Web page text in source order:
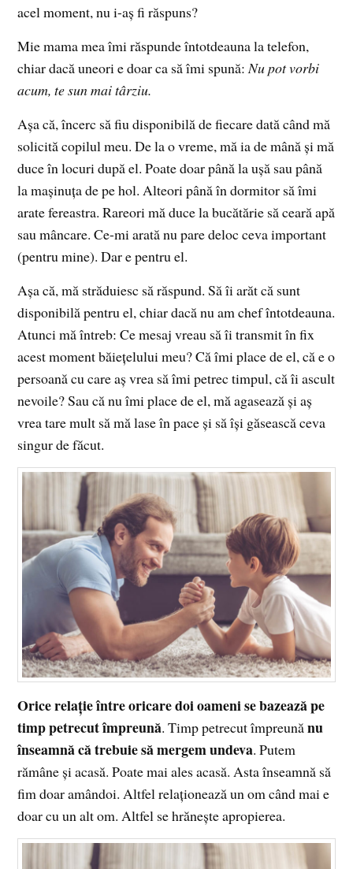
acel moment, nu i-aș fi răspuns?
Mie mama mea îmi răspunde întotdeauna la telefon,
chiar dacă uneori e doar ca să îmi spună: Nu pot vorbi
acum, te sun mai târziu.
Așa că, încerc să fiu disponibilă de fiecare dată când mă
solicită copilul meu. De la o vreme, mă ia de mână și mă
duce în locuri după el. Poate doar până la ușă sau până
la mașinuța de pe hol. Alteori până în dormitor să îmi
arate fereastra. Rareori mă duce la bucătărie să ceară apă
sau mâncare. Ce-mi arată nu pare deloc ceva important
(pentru mine). Dar e pentru el.
Așa că, mă străduiesc să răspund. Să îi arăt că sunt
disponibilă pentru el, chiar dacă nu am chef întotdeauna.
Atunci mă întreb: Ce mesaj vreau să îi transmit în fix
acest moment băiețelului meu? Că îmi place de el, că e o
persoană cu care aș vrea să îmi petrec timpul, că îi ascult
nevoile? Sau că nu îmi place de el, mă agasează și aș
vrea tare mult să mă lase în pace și să își găsească ceva
singur de făcut.
Orice relație între oricare doi oameni se bazează pe
timp petrecut împreună. Timp petrecut împreunănu
înseamnă că trebuie să mergem undeva. Putem
rămâne și acasă. Poate mai ales acasă. Asta înseamnă să
fim doar amândoi. Altfel relaționează un om când mai e
doar cu un alt om. Altfel se hrănește apropierea.